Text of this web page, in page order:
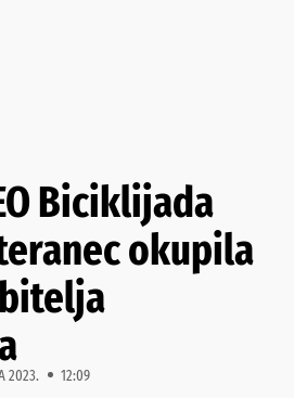
Biciklijada
okupila
2023. 12:09